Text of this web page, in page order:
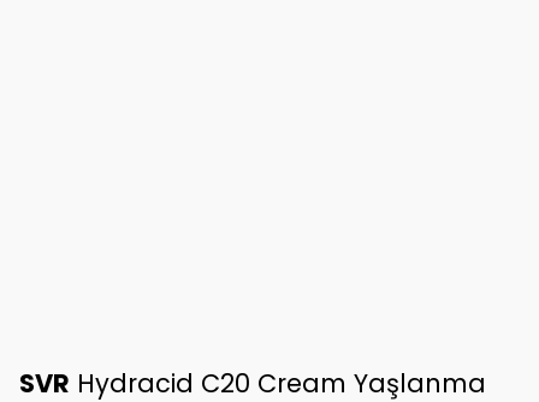
SVR Hydracid C20 Cream Yaşlanma